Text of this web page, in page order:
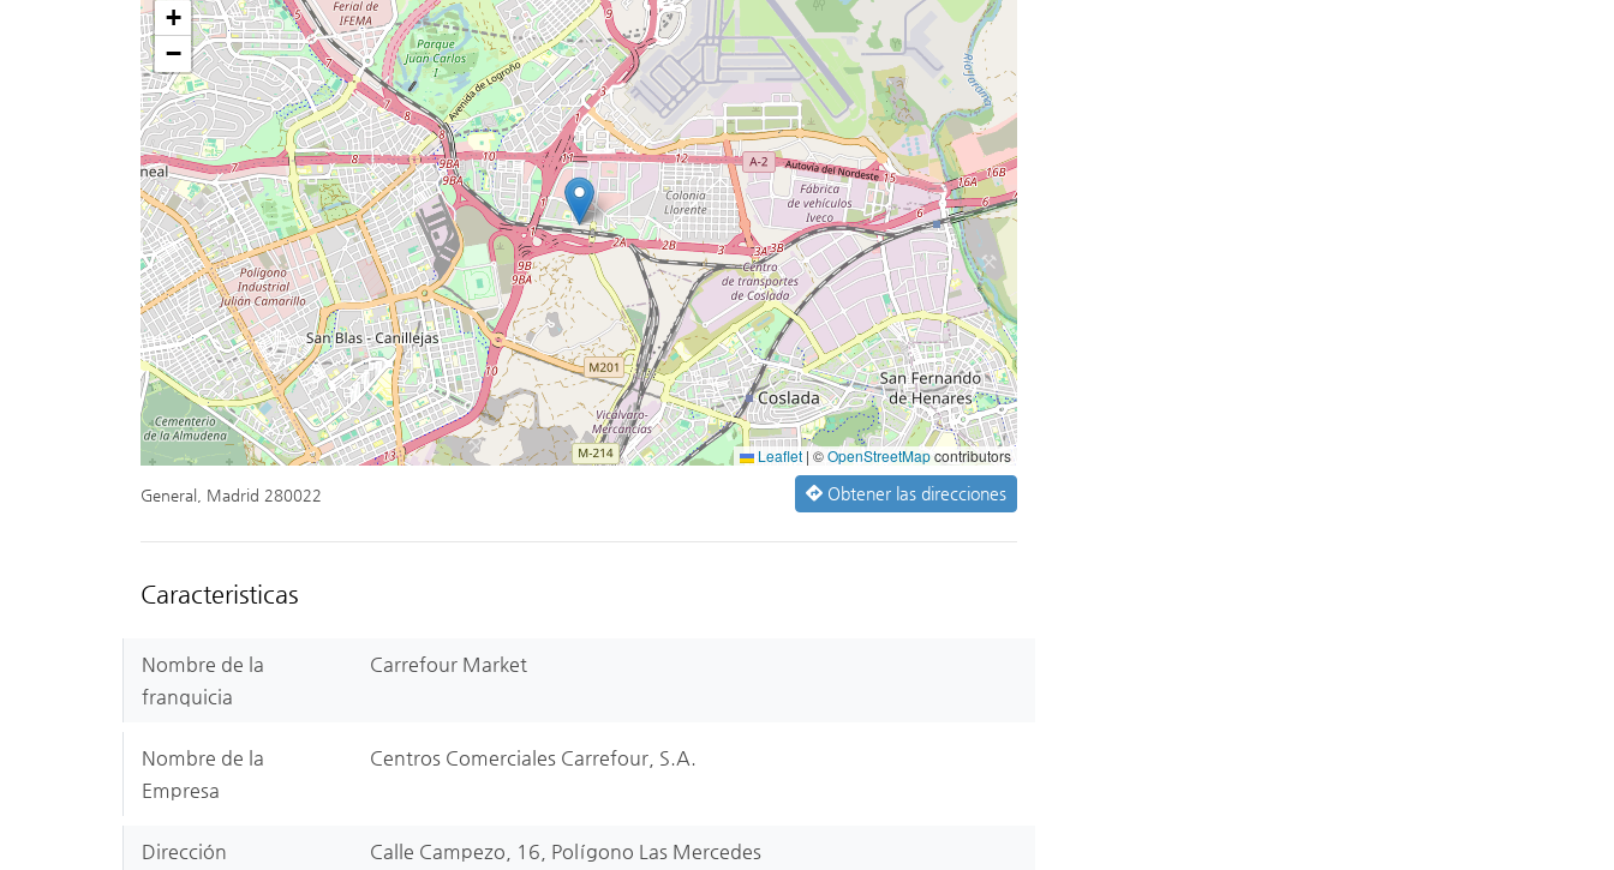
+
−
Leaflet | ©OpenStreetMapcontributors
General, Madrid 280022 Obtener las direcciones
Caracteristicas
Nombre de la
franquicia
Carrefour Market
Nombre de la
Empresa
Centros Comerciales Carrefour, S.A.
Dirección
Calle Campezo, 16, Polígono Las Mercedes